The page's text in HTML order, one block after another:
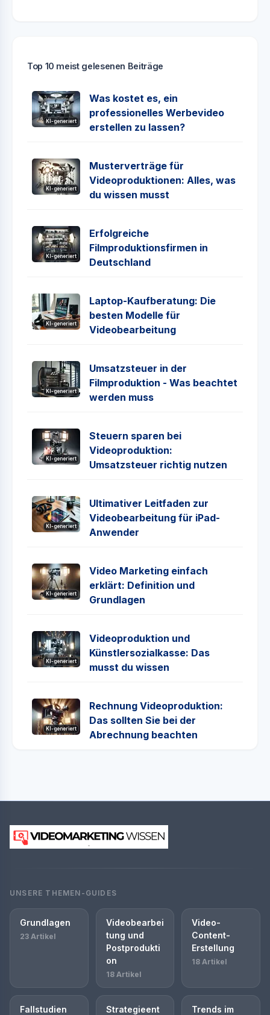
Top 10 meist gelesenen Beiträge
KI-generiert
Was kostet es, ein
professionelles Werbevideo
erstellen zu lassen?
KI-generiert
Musterverträge für
Videoproduktionen: Alles, was
du wissen musst
KI-generiert
Erfolgreiche
Filmproduktionsfirmen in
Deutschland
KI-generiert
Laptop-Kaufberatung: Die
besten Modelle für
Videobearbeitung
KI-generiert
Umsatzsteuer in der
Filmproduktion - Was beachtet
werden muss
KI-generiert
Steuern sparen bei
Videoproduktion:
Umsatzsteuer richtig nutzen
KI-generiert
Ultimativer Leitfaden zur
Videobearbeitung für iPad-
Anwender
KI-generiert
Video Marketing einfach
erklärt: Definition und
Grundlagen
KI-generiert
Videoproduktion und
Künstlersozialkasse: Das
musst du wissen
KI-generiert
Rechnung Videoproduktion:
Das sollten Sie bei der
Abrechnung beachten
UNSERE THEMEN-GUIDES
Grundlagen
23 Artikel
Videobearbei
tung und
Postprodukti
on
18 Artikel
Video-
Content-
Erstellung
18 Artikel
Fallstudien
Strategieent
Trends im